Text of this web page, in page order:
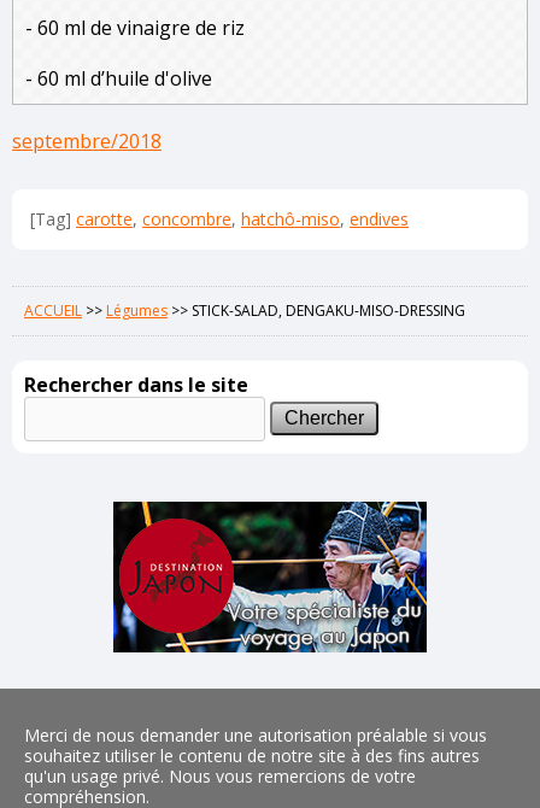
- 60 ml de vinaigre de riz
- 60 ml d’huile d'olive
septembre/2018
[Tag] carotte, concombre, hatchô-miso, endives
ACCUEIL >>Légumes >> STICK-SALAD, DENGAKU-MISO-DRESSING
Rechercher dans le site
Merci de nous demander une autorisation préalable si vous
souhaitez utiliser le contenu de notre site à des fins autres
qu'un usage privé. Nous vous remercions de votre
compréhension.